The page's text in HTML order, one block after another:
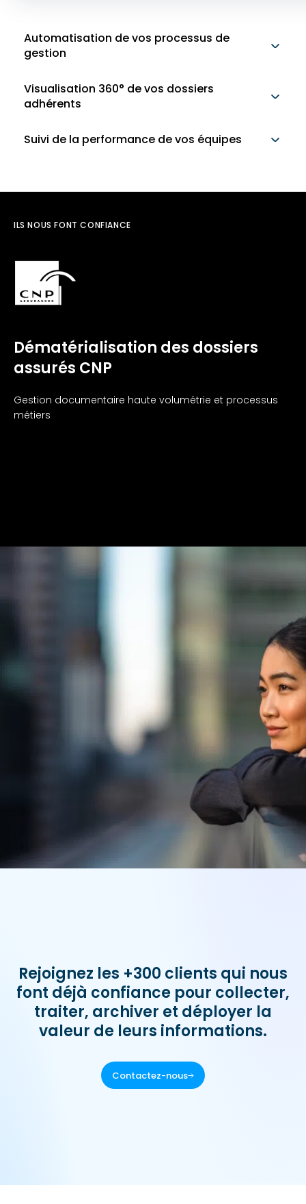
Automatisation de vos processus de
gestion
Visualisation 360° de vos dossiers
adhérents
Suivi de la performance de vos équipes
ILS NOUS FONT CONFIANCE
Dématérialisation des dossiers
assurés CNP
Gestion documentaire haute volumétrie et processus
métiers​
Rejoignez les +300 clients qui nous
font déjà confiance pour collecter,
traiter, archiver et déployer la
valeur de leurs informations.
Contactez-nous